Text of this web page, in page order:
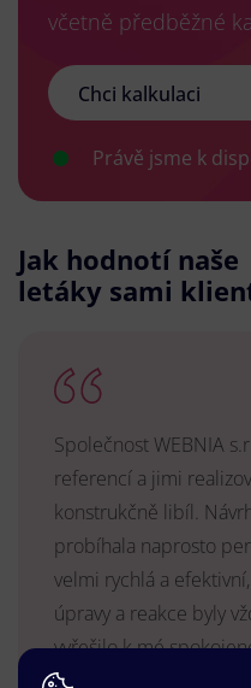
včetně předběžné
Chci kalkulaci
Právě jsme k
Jak hodnotí naše
letáky sami
Společnost WEBNIA
referencí a jimi
konstrukčně libíl.
probíhala naprosto
velmi rychlá a
úpravy a reakce byly
vyřešilo k mé
vyhovující, stabilní,